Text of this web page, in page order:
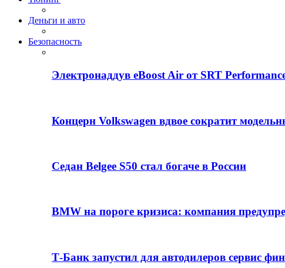
Деньги и авто
Безопасность
Электронаддув eBoost Air от SRT
Концерн Volkswagen вдвое сократит
Седан Belgee S50 стал богаче в России
BMW на пороге кризиса: компания
Т-Банк запустил для автодилеров сервис